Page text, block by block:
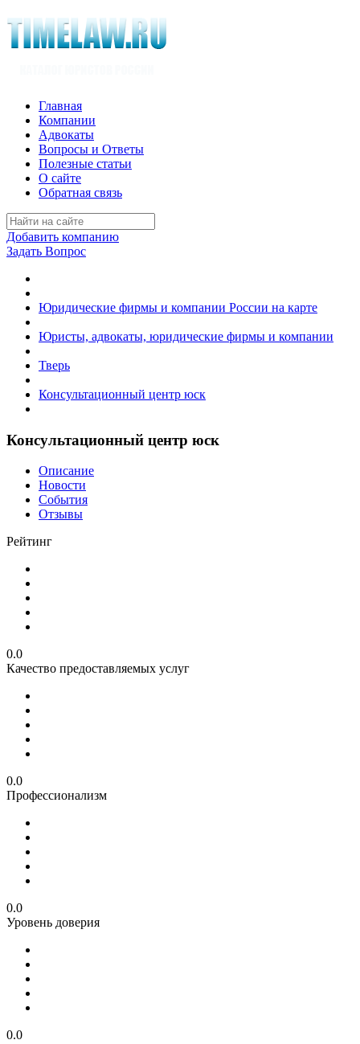
Главная
Компании
Адвокаты
Вопросы и Ответы
Полезные статьи
О сайте
Обратная связь
Добавить компанию
Задать Вопрос
Юридические фирмы и компании России на карте
Юристы, адвокаты, юридические фирмы и компании
Тверь
Консультационный центр юск
Консультационный центр юск
Описание
Новости
События
Отзывы
Рейтинг
0.0
Качество предоставляемых услуг
0.0
Профессионализм
0.0
Уровень доверия
0.0